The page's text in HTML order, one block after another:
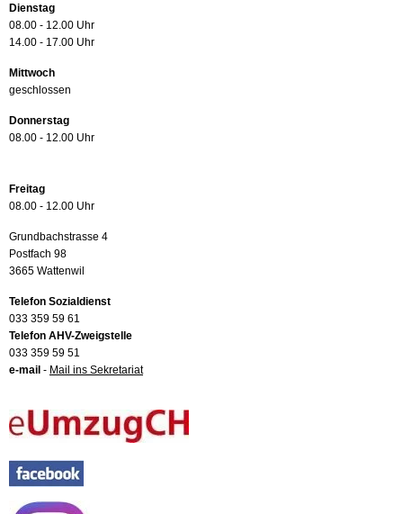
Dienstag
08.00 - 12.00 Uhr
14.00 - 17.00 Uhr
Mittwoch
geschlossen
Donnerstag
08.00 - 12.00 Uhr
Freitag
08.00 - 12.00 Uhr
Grundbachstrasse 4
Postfach 98
3665 Wattenwil
Telefon Sozialdienst
033 359 59 61
Telefon AHV-Zweigstelle
033 359 59 51
e-mail - Mail ins Sekretariat